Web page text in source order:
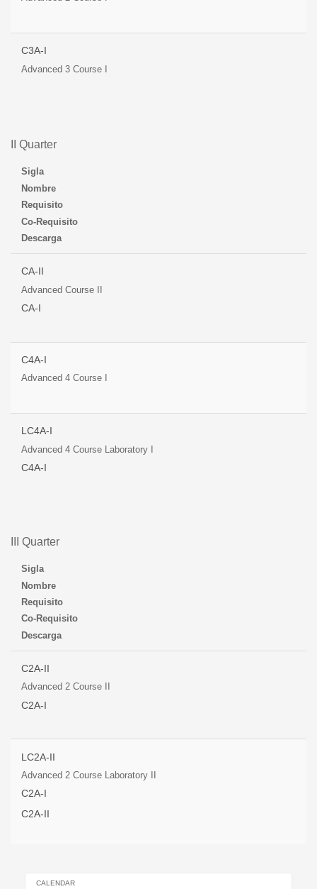
C3A-I
Advanced 3 Course I
II Quarter
Sigla
Nombre
Requisito
Co-Requisito
Descarga
CA-II
Advanced Course II
CA-I
C4A-I
Advanced 4 Course I
LC4A-I
Advanced 4 Course Laboratory I
C4A-I
III Quarter
Sigla
Nombre
Requisito
Co-Requisito
Descarga
C2A-II
Advanced 2 Course II
C2A-I
LC2A-II
Advanced 2 Course Laboratory II
C2A-I
C2A-II
CALENDAR